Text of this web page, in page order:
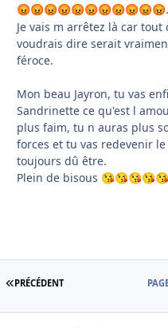
😡😡😡😡😡😡😡😡😡😡😡.
Je vais m arrêtez là car
voudrais dire serait
féroce.
Mon beau Jayron, tu vas
Sandrinette ce qu'est l
plus faim, tu n auras plus
forces et tu vas redevenir
toujours dû être.
Plein de bisous 😘😘😘😘😘
PREMIÈRE PAGE
PRÉCÉDENT